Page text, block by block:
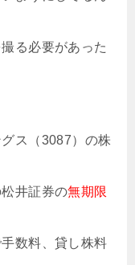
る必要があった
ス（3087）の株
井証券の無期限
手数料、貸し株料